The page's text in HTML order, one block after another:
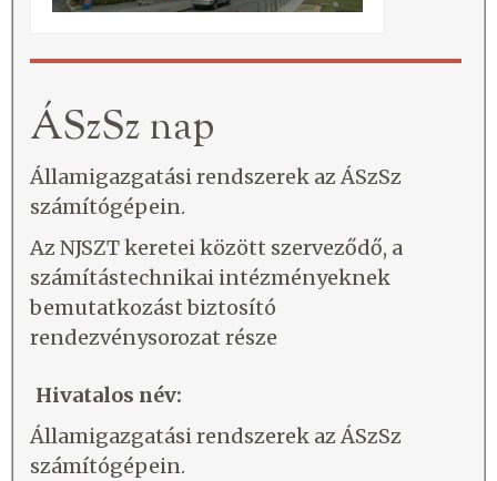
ÁSzSz nap
Államigazgatási rendszerek az ÁSzSz
számítógépein.
Az NJSZT keretei között szerveződő, a
számítástechnikai intézményeknek
bemutatkozást biztosító
rendezvénysorozat része
Hivatalos név:
Államigazgatási rendszerek az ÁSzSz
számítógépein.